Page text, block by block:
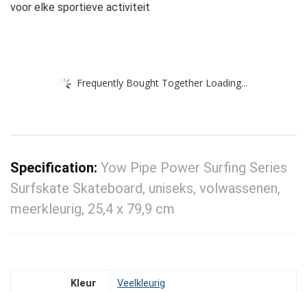
voor elke sportieve activiteit
Frequently Bought Together Loading...
Specification: Yow Pipe Power Surfing Series
Surfskate Skateboard, uniseks, volwassenen,
meerkleurig, 25,4 x 79,9 cm
Kleur ‎Veelkleurig